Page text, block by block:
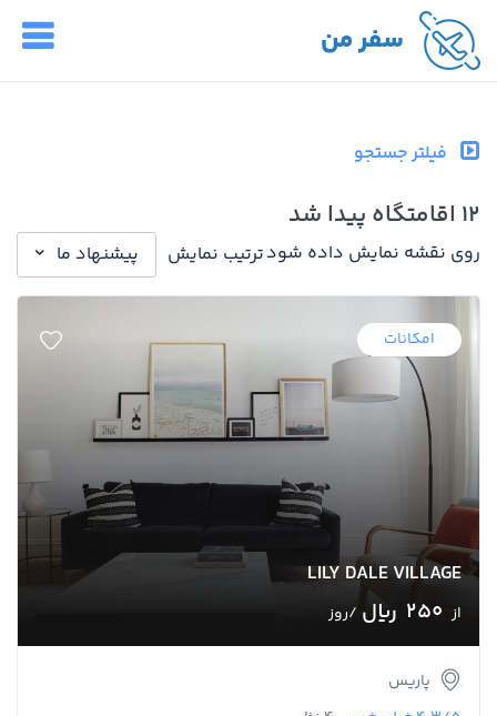
سفر من
فیلتر جستجو
12 اقامتگاه پیدا شد
روی نقشه نمایش داده شودترتیب نمایش پیشنهاد ما
LILY DALE VILLAGE
از 250 ﷼ /روز
امکانات
پاریس